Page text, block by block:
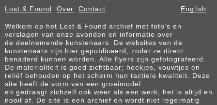
Lost & Found Over Contact English
Welkom op het Lost & Found archief met foto’s en
verslagen van onze avonden en informatie over
de deelnemende kunstenaars. De websites van de
kunstenaars zijn hier gepubliceerd, zodat ze direct
benaderd kunnen worden. Alle flyers zijn gefotografeerd.
De materialiteit is goed zichtbaar; hoekjes, vouwtjes en
reliëf behouden op het scherm hun tactiele kwaliteit. Deze
site heeft de vorm van een groeimodel
en gedraagt zichzelf ook weer als een werk; het is altijd en
nooit af. De site is een archief en wordt niet regelmatig